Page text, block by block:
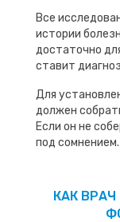
Все
истории
достаточно
ставит
Для
должен
Если он не
под сомнением.
КАК